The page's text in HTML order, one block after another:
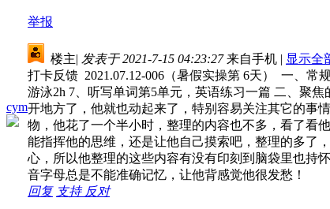
举报
cym
楼主| 发表于 2021-7-15 04:23:27 来自手机 | 显示全
打卡反馈 2021.07.12-006（暑假实操第 6天） 一、常
游泳2h 7、听写单词第5单元，英语练习一篇 二、聚
开地方了，他就也动起来了，特别容易关注其它的事
物，他花了一个半小时，整理的内容也不多，看了看
能指挥他的思维，还是让他自己摸索吧，整理的多了
心，所以他整理的这些内容有没有印刻到脑袋里也持
音字母总是不能准确记忆，让他背感觉他很发愁！
回复 支持 反对